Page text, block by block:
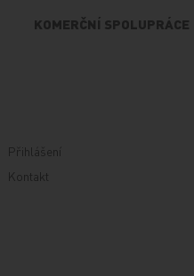
KOMERČNÍ SPOLUPRÁCE
Přihlášení
Kontakt